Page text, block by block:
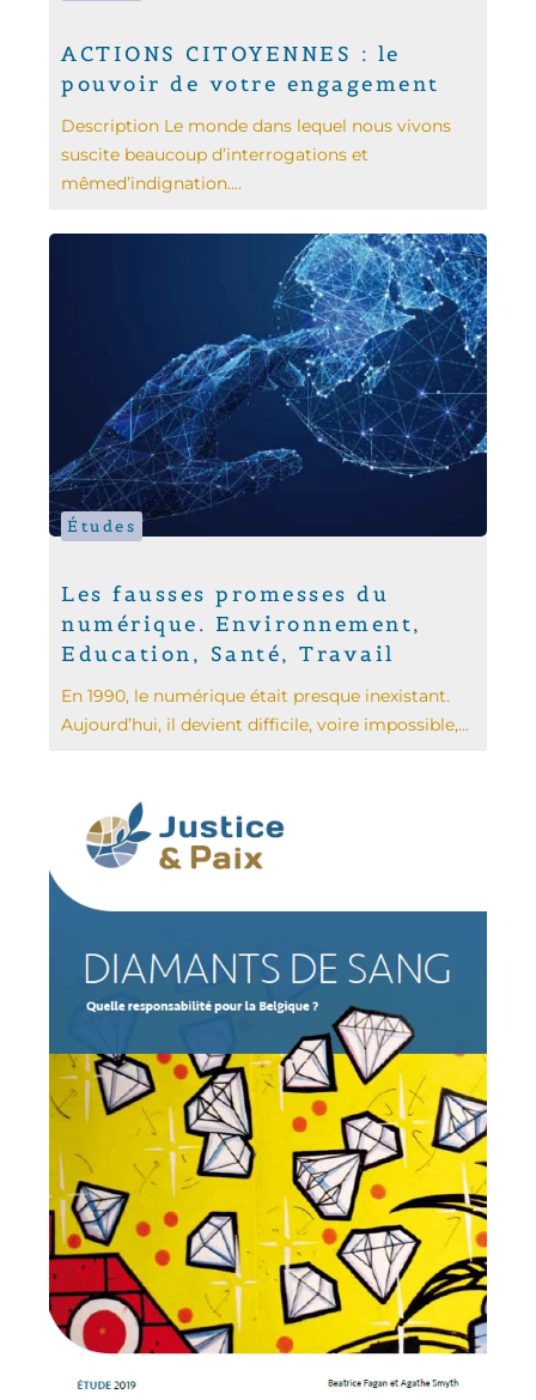
ACTIONS CITOYENNES : le
pouvoir de votre engagement
Description Le monde dans lequel nous vivons
suscite beaucoup d’interrogations et
mêmed’indignation....
Études
Les fausses promesses du
numérique. Environnement,
Education, Santé, Travail
En 1990, le numérique était presque inexistant.
Aujourd’hui, il devient difficile, voire impossible,...